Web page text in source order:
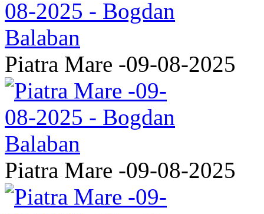
Piatra Mare -09-08-2025
Piatra Mare -09-08-2025